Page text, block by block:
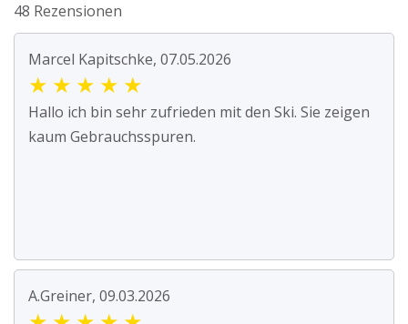
48 Rezensionen
Marcel Kapitschke, 07.05.2026
★ ★ ★ ★ ★
Hallo ich bin sehr zufrieden mit den Ski. Sie zeigen
kaum Gebrauchsspuren.
A.Greiner, 09.03.2026